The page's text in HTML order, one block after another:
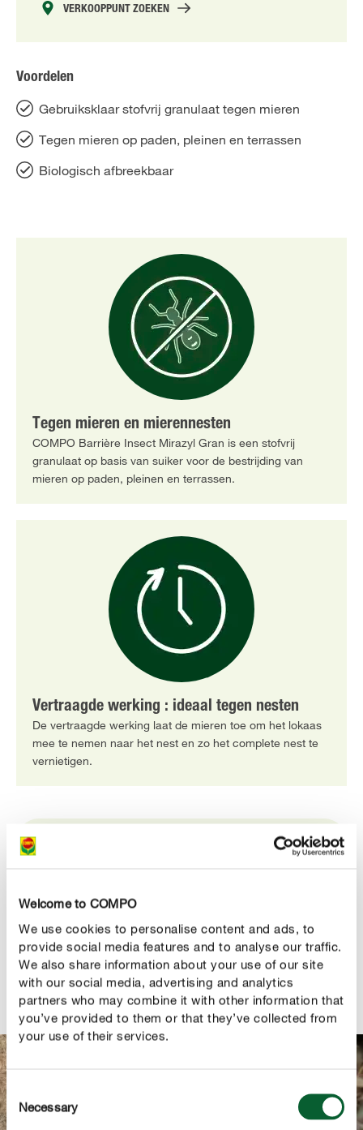
Welcome to COMPO
We use cookies to personalise content and ads, to
provide social media features and to analyse our traffic.
We also share information about your use of our site
with our social media, advertising and analytics
partners who may combine it with other information that
you’ve provided to them or that they’ve collected from
your use of their services.
Consent
Selection
Necessary
VERKOOPPUNT ZOEKEN
Voordelen
Gebruiksklaar stofvrij granulaat tegen mieren
Tegen mieren op paden, pleinen en terrassen
Biologisch afbreekbaar
Tegen mieren en mierennesten
COMPO Barrière Insect Mirazyl Gran is een stofvrij
granulaat op basis van suiker voor de bestrijding van
mieren op paden, pleinen en terrassen.
Vertraagde werking : ideaal tegen nesten
De vertraagde werking laat de mieren toe om het lokaas
mee te nemen naar het nest en zo het complete nest te
vernietigen.
PRODUCTBESCHRIJVING
TECHNISCHE DETAILS
EEN VRAAG? STEL ZE HIER!